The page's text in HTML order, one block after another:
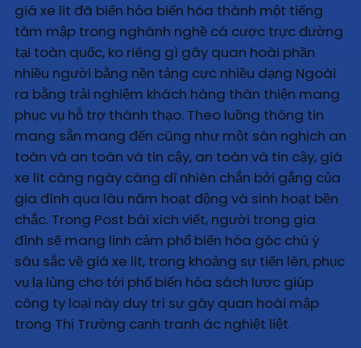
giá xe lit đã biến hóa biến hóa thành một tiếng
tăm mập trong nghành nghề cá cược trực đường
tại toàn quốc, ko riêng gì gây quan hoài phần
nhiều người bằng nền tảng cực nhiều dạng Ngoài
ra bằng trải nghiệm khách hàng thân thiện mang
phục vụ hỗ trợ thành thạo. Theo luồng thông tin
mang sẵn mang đến cũng như một sân nghịch an
toàn và an toàn và tin cậy, an toàn và tin cậy, giá
xe lit càng ngày càng dĩ nhiên chắn bởi gắng của
gia đình qua lâu năm hoạt động và sinh hoạt bền
chắc. Trong Post bài xích viết, người trong gia
đình sẽ mang linh cảm phổ biến hóa góc chú ý
sâu sắc về giá xe lit, trong khoảng sự tiến lên, phục
vụ lạ lùng cho tới phổ biến hóa sách lược giúp
công ty loại này duy trì sự gây quan hoài mập
trong Thị Trường cạnh tranh ác nghiệt liệt.